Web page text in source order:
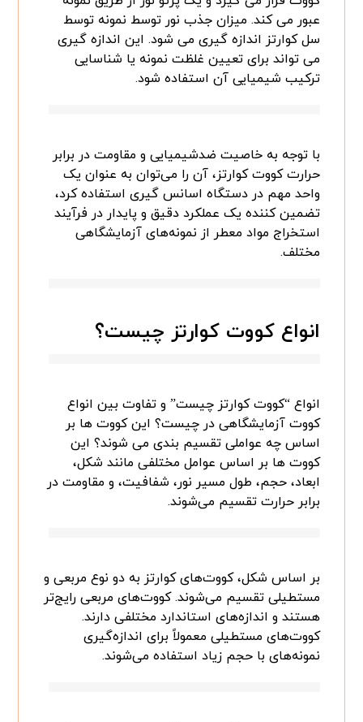
عبور می کند. میزان جذب نور توسط نمونه توسط
سل کوارتز اندازه گیری می شود. این اندازه گیری
می تواند برای تعیین غلظت نمونه یا شناسایی
ترکیب شیمیایی آن استفاده شود.
با توجه به خاصیت ضدشیمیایی و مقاومت در برابر
حرارت کووت کوارتز، آن را می‌توان به عنوان یک
واحد مهم در دستگاه اسانس گیری استفاده کرد،
تضمین کننده یک عملکرد دقیق و پایدار در فرآیند
استخراج مواد معطر از نمونه‌های آزمایشگاهی
مختلف.
انواع کووت کوارتز چیست؟
انواع “کووت کوارتز چیست” و تفاوت بین انواع
کووت آزمایشگاهی در چیست؟ این کووت ها بر
اساس چه عواملی تقسیم بندی می شوند؟ این
کووت ها بر اساس عوامل مختلفی مانند شکل،
ابعاد، حجم، طول مسیر نور، شفافیت، و مقاومت در
برابر حرارت تقسیم می‌شوند.
بر اساس شکل، کووت‌های کوارتز به دو نوع مربعی و
مستطیلی تقسیم می‌شوند. کووت‌های مربعی رایج‌تر
هستند و اندازه‌های استاندارد مختلفی دارند.
کووت‌های مستطیلی معمولاً برای اندازه‌گیری
نمونه‌های با حجم زیاد استفاده می‌شوند.